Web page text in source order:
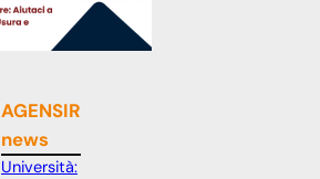
AGENSIR
news
Università: